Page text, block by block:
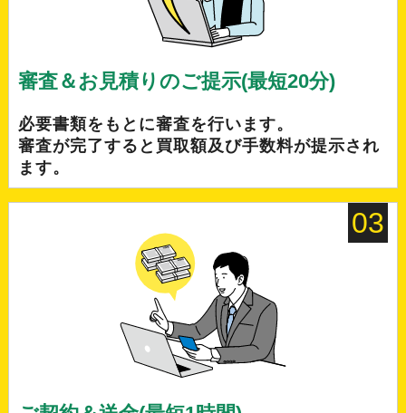
審査＆お見積りのご提示(最短20分)
必要書類をもとに審査を行います。
審査が完了すると買取額及び手数料が提示され
ます。
03